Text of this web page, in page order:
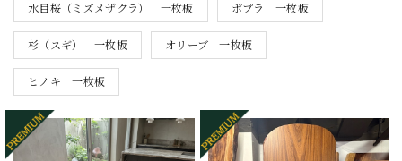
水目桜（ミズメザクラ） 一枚板 ポプラ 一枚板
杉（スギ） 一枚板 オリーブ 一枚板
ヒノキ 一枚板